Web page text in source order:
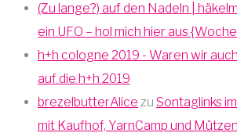
(Zu lange?) auf den Nadeln |
ein UFO – hol mich hier aus
h+h cologne 2019 - Waren wir
auf die h+h 2019
brezelbutterAlice zu Sontaglinks
mit Kaufhof, YarnCamp und Mützen